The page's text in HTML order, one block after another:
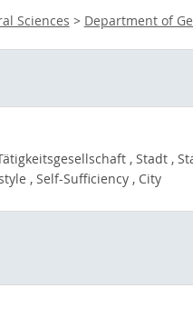
Sciences > Department of
, Stadt ,
, Self-Sufficiency , City